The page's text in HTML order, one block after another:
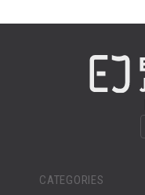
CATEGORIES